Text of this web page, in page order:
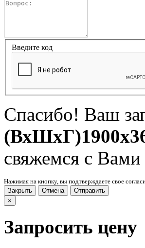
Введите код
Спасибо! Ваш
свяжемся с
Нажимая на кнопку, вы подтверждаете свое
Закрыть
Отмена
Отправить
×
Запросить цену